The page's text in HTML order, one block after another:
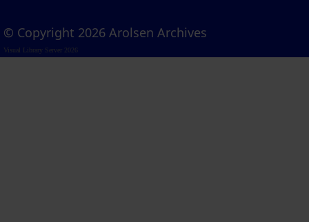
© Copyright 2026 Arolsen Archives
Visual Library Server 2026